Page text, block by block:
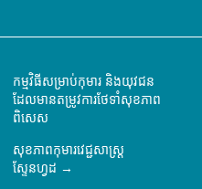
កម្មវិធីសម្រាប់កុមារ និងយុវជន
ដែលមានតម្រូវការថែទាំសុខភាព
ពិសេស
សុខភាពកុមារវេជ្ជសាស្ត្រ
ស្ទែនហ្វដ